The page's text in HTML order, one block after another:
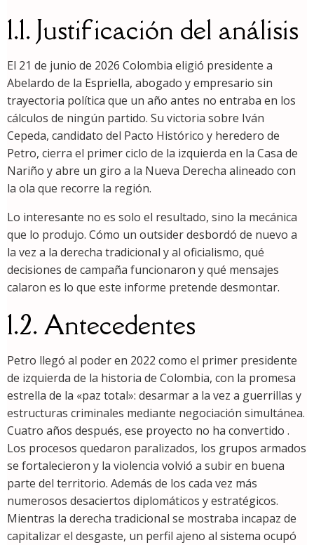
1.1. Justificación del análisis
El 21 de junio de 2026 Colombia eligió presidente a
Abelardo de la Espriella, abogado y empresario sin
trayectoria política que un año antes no entraba en los
cálculos de ningún partido. Su victoria sobre Iván
Cepeda, candidato del Pacto Histórico y heredero de
Petro, cierra el primer ciclo de la izquierda en la Casa de
Nariño y abre un giro a la Nueva Derecha alineado con
la ola que recorre la región.
Lo interesante no es solo el resultado, sino la mecánica
que lo produjo. Cómo un outsider desbordó de nuevo a
la vez a la derecha tradicional y al oficialismo, qué
decisiones de campaña funcionaron y qué mensajes
calaron es lo que este informe pretende desmontar.
1.2. Antecedentes
Petro llegó al poder en 2022 como el primer presidente
de izquierda de la historia de Colombia, con la promesa
estrella de la «paz total»: desarmar a la vez a guerrillas y
estructuras criminales mediante negociación simultánea.
Cuatro años después, ese proyecto no ha convertido .
Los procesos quedaron paralizados, los grupos armados
se fortalecieron y la violencia volvió a subir en buena
parte del territorio. Además de los cada vez más
numerosos desaciertos diplomáticos y estratégicos.
Mientras la derecha tradicional se mostraba incapaz de
capitalizar el desgaste, un perfil ajeno al sistema ocupó